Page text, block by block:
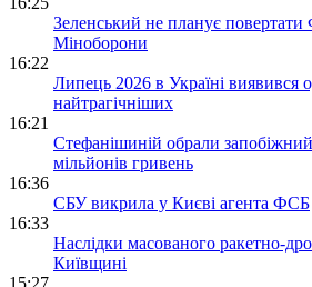
Зеленський не планує повертати
Міноборони
16:22
Липець 2026 в Україні виявився
найтрагічніших
16:21
Стефанішиній обрали запобіжний
мільйонів гривень
16:36
СБУ викрила у Києві агента ФСБ
16:33
Наслідки масованого ракетно-
Київщині